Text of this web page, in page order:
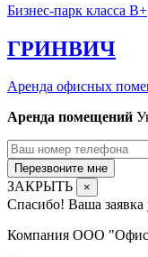
Бизнес-парк класса В+
ГРИНВИЧ
Аренда офисных
Аренда помещений
Перезвоните мне
ЗАКРЫТЬ ×
Спасибо! Ваша
Компания ООО "Офис-